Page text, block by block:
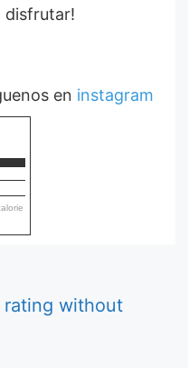
disfrutar!
en instagram
rating without